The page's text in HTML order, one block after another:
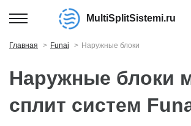
MultiSplitSistemi.ru
Главная Funai Наружные блоки
Наружные блоки
сплит систем